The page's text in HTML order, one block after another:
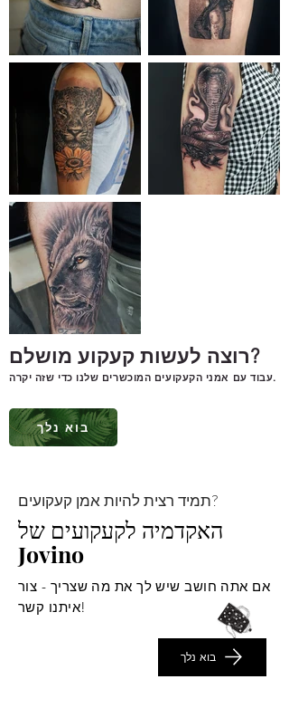
רוצה לעשות קעקוע מושלם?
עבוד עם אמני הקעקועים המוכשרים שלנו כדי שזה יקרה.
בוא נלך
תמיד רצית להיות אמן קעקועים?
האקדמיה לקעקועים של
Jovino
אם אתה חושב שיש לך את מה שצריך - צור
איתנו קשר!
בוא נלך